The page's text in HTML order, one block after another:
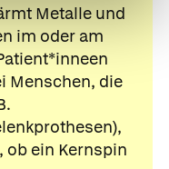
Metalle und
im oder am
Menschen, die
ein Kernspin